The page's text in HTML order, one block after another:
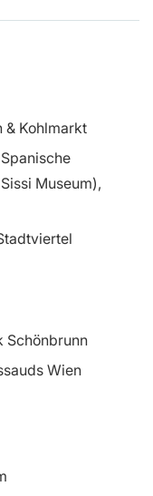
& Kohlmarkt
Museum),
Schönbrunn
Wien